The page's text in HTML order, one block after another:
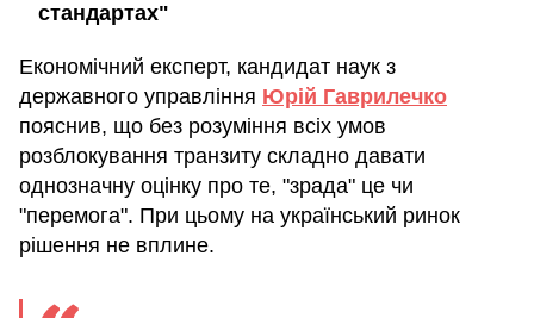
стандартах"
Економічний експерт, кандидат наук з
державного управління Юрій Гаврилечко
пояснив, що без розуміння всіх умов
розблокування транзиту складно давати
однозначну оцінку про те, "зрада" це чи
"перемога". При цьому на український ринок
рішення не вплине.